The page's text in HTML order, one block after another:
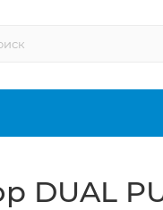
DUAL